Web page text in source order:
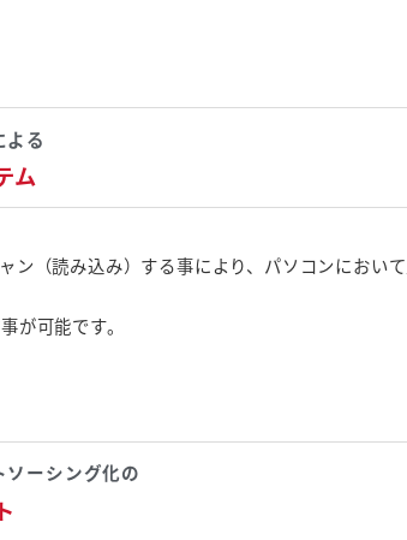
よる
ム
ン（読み込み）する事により、パソコンにおい
が可能です。
ーシング化の